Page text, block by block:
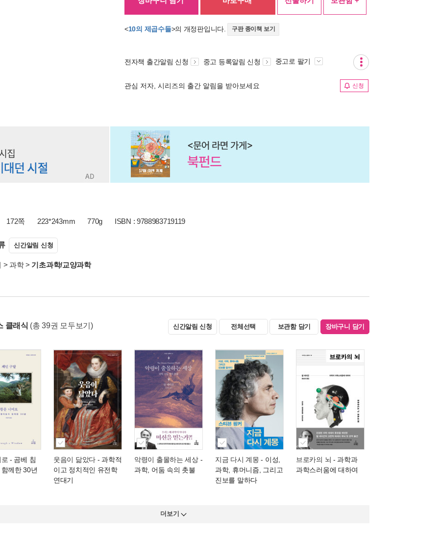
<10의 제곱수들>의 개정판입니다. 구판 종이책 보기
전자책 출간알림 신청 중고 등록알림 신청 중고로 팔기
관심 저자, 시리즈의 출간 알림을 받아보세요 신청
172쪽 223*243mm 770g ISBN : 9788983719119
신간알림 신청
> 과학> 기초과학/교양과학
클래식 (총 39권 모두보기) 신간알림 신청 전체선택 보관함 담기 장바구니 담기
- 곰베 침
께한 30년
웃음이 닮았다 - 과학적
이고 정치적인 유전학
연대기
악령이 출몰하는 세상-
과학, 어둠 속의 촛불
지금 다시 계몽 - 이성,
과학, 휴머니즘, 그리고
진보를 말하다
브로카의 뇌 - 과학과
과학스러움에 대하여
더보기